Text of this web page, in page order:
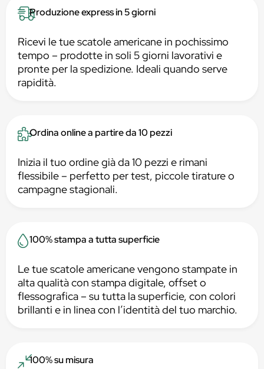
Produzione express in 5 giorni
Ricevi le tue scatole americane in pochissimo
tempo – prodotte in soli 5 giorni lavorativi e
pronte per la spedizione. Ideali quando serve
rapidità.
Ordina online a partire da 10 pezzi
Inizia il tuo ordine già da 10 pezzi e rimani
flessibile – perfetto per test, piccole tirature o
campagne stagionali.
100% stampa a tutta superficie
Le tue scatole americane vengono stampate in
alta qualità con stampa digitale, offset o
flessografica – su tutta la superficie, con colori
brillanti e in linea con l’identità del tuo marchio.
100% su misura